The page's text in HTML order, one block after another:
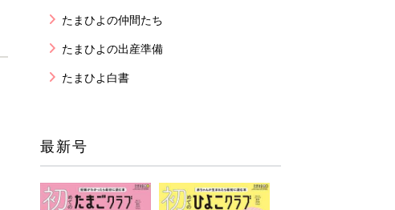
たまひよの仲間たち
たまひよの出産準備
たまひよ白書
最新号